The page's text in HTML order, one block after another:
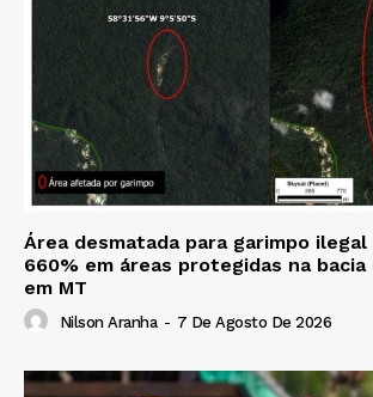
Área desmatada para garimpo
660% em áreas protegidas na
em MT
Nilson Aranha - 7 De Agosto De 2026